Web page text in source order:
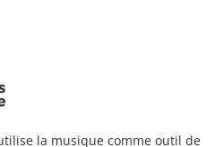
la musique comme outil de